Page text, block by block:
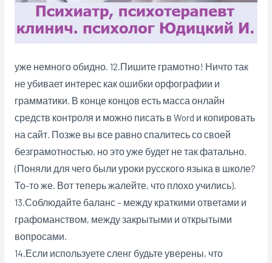
уже немного обидно. 12.Пишите грамотно! Ничто так
не убивает интерес как ошибки орфографии и
грамматики. В конце концов есть масса онлайн
средств контроля и можно писать в Word и копировать
на сайт. Позже вы все равно спалитесь со своей
безграмотностью, но это уже будет не так фатально.
(Поняли для чего были уроки русского языка в школе?
То-то же. Вот теперь жалейте, что плохо учились).
13.Соблюдайте баланс – между краткими ответами и
графоманством, между закрытыми и открытыми
вопросами.
14.Если используете сленг будьте уверены, что